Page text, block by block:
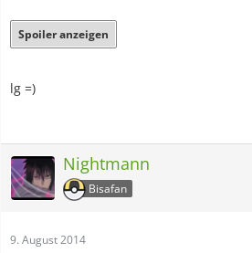
Spoiler anzeigen
lg =)
Nightmann
Bisafan
9. August 2014